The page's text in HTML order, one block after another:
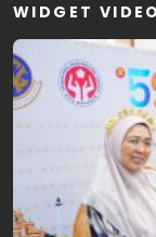
WIDGET VIDEO